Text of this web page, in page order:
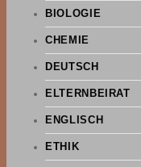
BIOLOGIE
CHEMIE
DEUTSCH
ELTERNBEIRAT
ENGLISCH
ETHIK